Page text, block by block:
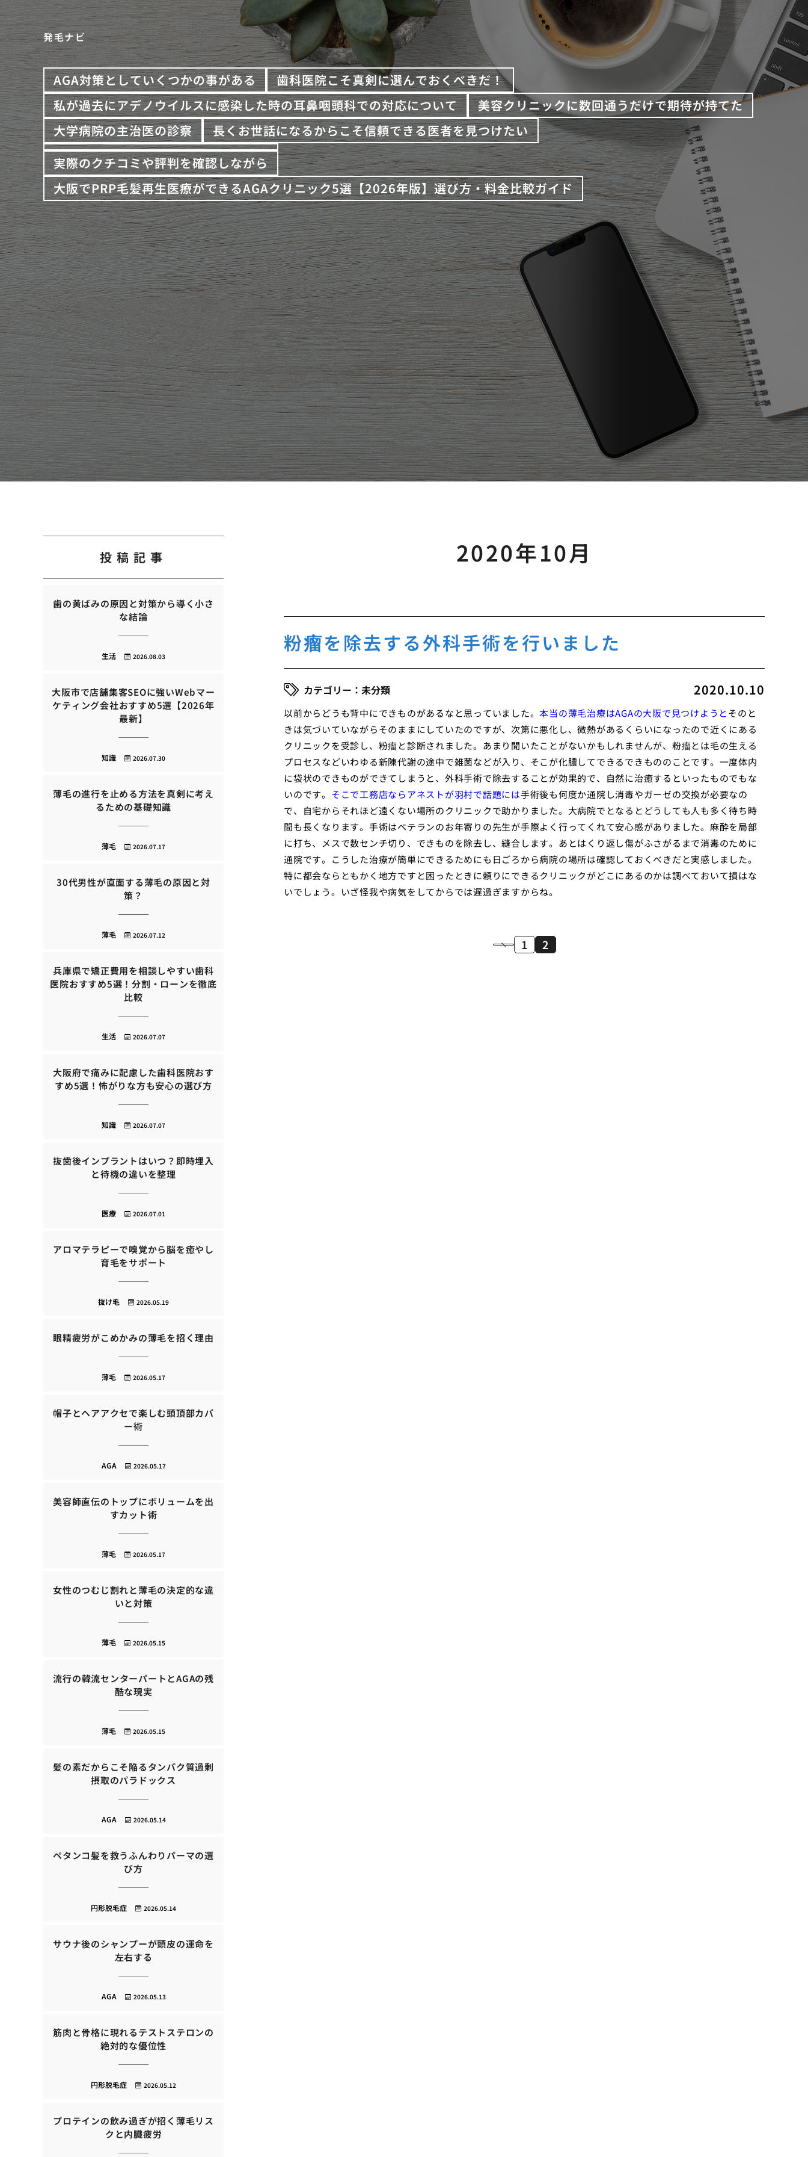
発毛ナビ
AGA対策としていくつかの事がある
歯科医院こそ真剣に選んでおくべきだ！
私が過去にアデノウイルスに感染した時の耳鼻咽頭科での対応について
美容クリニックに数回通うだけで期待が持てた
大学病院の主治医の診察
長くお世話になるからこそ信頼できる医者を見つけたい
実際のクチコミや評判を確認しながら
大阪でPRP毛髪再生医療ができるAGAクリニック5選【2026年版】選び方・料金比較ガイド
2020年10月
粉瘤を除去する外科手術を行いました
2020.10.10
未分類
以前からどうも背中にできものがあるなと思っていました。本当の薄毛治療はAGAの大阪で見つけようとそのと
きは気づいていながらそのままにしていたのですが、次第に悪化し、微熱があるくらいになったので近くにある
クリニックを受診し、粉瘤と診断されました。あまり聞いたことがないかもしれませんが、粉瘤とは毛の生える
プロセスなどいわゆる新陳代謝の途中で雑菌などが入り、そこが化膿してできるできもののことです。一度体内
に袋状のできものができてしまうと、外科手術で除去することが効果的で、自然に治癒するといったものでもな
いのです。 そこで工務店ならアネストが羽村で話題には手術後も何度か通院し消毒やガーゼの交換が必要なの
で、自宅からそれほど遠くない場所のクリニックで助かりました。大病院でとなるとどうしても人も多く待ち時
間も長くなります。手術はベテランのお年寄りの先生が手際よく行ってくれて安心感がありました。麻酔を局部
に打ち、メスで数センチ切り、できものを除去し、縫合します。あとはくり返し傷がふさがるまで消毒のために
通院です。こうした治療が簡単にできるためにも日ごろから病院の場所は確認しておくべきだと実感しました。
特に都会ならともかく地方ですと困ったときに頼りにできるクリニックがどこにあるのかは調べておいて損はな
いでしょう。いざ怪我や病気をしてからでは遅過ぎますからね。
1 2
投稿記事
歯の黄ばみの原因と対策から導く小さ
な結論
2026.08.03
生活
大阪市で店舗集客SEOに強いWebマー
ケティング会社おすすめ5選【2026年
最新】
2026.07.30
知識
薄毛の進行を止める方法を真剣に考え
るための基礎知識
2026.07.17
薄毛
30代男性が直面する薄毛の原因と対
策？
2026.07.12
薄毛
兵庫県で矯正費用を相談しやすい歯科
医院おすすめ5選！分割・ローンを徹底
比較
2026.07.07
生活
大阪府で痛みに配慮した歯科医院おす
すめ5選！怖がりな方も安心の選び方
2026.07.07
知識
抜歯後インプラントはいつ？即時埋入
と待機の違いを整理
2026.07.01
医療
アロマテラピーで嗅覚から脳を癒やし
育毛をサポート
2026.05.19
抜け毛
眼精疲労がこめかみの薄毛を招く理由
2026.05.17
薄毛
帽子とヘアアクセで楽しむ頭頂部カバ
ー術
2026.05.17
AGA
美容師直伝のトップにボリュームを出
すカット術
2026.05.17
薄毛
女性のつむじ割れと薄毛の決定的な違
いと対策
2026.05.15
薄毛
流行の韓流センターパートとAGAの残
酷な現実
2026.05.15
薄毛
髪の素だからこそ陥るタンパク質過剰
摂取のパラドックス
2026.05.14
AGA
ペタンコ髪を救うふんわりパーマの選
び方
2026.05.14
円形脱毛症
サウナ後のシャンプーが頭皮の運命を
左右する
2026.05.13
AGA
筋肉と骨格に現れるテストステロンの
絶対的な優位性
2026.05.12
円形脱毛症
プロテインの飲み過ぎが招く薄毛リス
クと内臓疲労